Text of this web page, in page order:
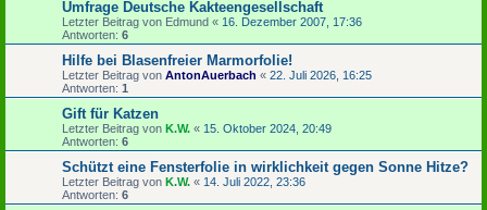
Umfrage Deutsche Kakteengesellschaft
Letzter Beitrag von Edmund « 16. Dezember 2007, 17:36
Antworten: 6
Hilfe bei Blasenfreier Marmorfolie!
Letzter Beitrag von AntonAuerbach « 22. Juli 2026, 16:25
Antworten: 1
Gift für Katzen
Letzter Beitrag von K.W. « 15. Oktober 2024, 20:49
Antworten: 6
Schützt eine Fensterfolie in wirklichkeit gegen Sonne Hitze?
Letzter Beitrag von K.W. « 14. Juli 2022, 23:36
Antworten: 6